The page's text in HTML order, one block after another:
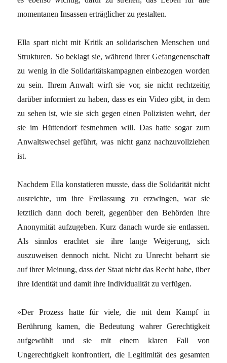
momentanen Insassen erträglicher zu gestalten.
Ella spart nicht mit Kritik an solidarischen Menschen und
Strukturen. So beklagt sie, während ihrer Gefangenenschaft
zu wenig in die Solidaritätskampagnen einbezogen worden
zu sein. Ihrem Anwalt wirft sie vor, sie nicht rechtzeitig
darüber informiert zu haben, dass es ein Video gibt, in dem
zu sehen ist, wie sie sich gegen einen Polizisten wehrt, der
sie im Hüttendorf festnehmen will. Das hatte sogar zum
Anwaltswechsel geführt, was nicht ganz nachzuvollziehen
ist.
Nachdem Ella konstatieren musste, dass die Solidarität nicht
ausreichte, um ihre Freilassung zu erzwingen, war sie
letztlich dann doch bereit, gegenüber den Behörden ihre
Anonymität aufzugeben. Kurz danach wurde sie entlassen.
Als sinnlos erachtet sie ihre lange Weigerung, sich
auszuweisen dennoch nicht. Nicht zu Unrecht beharrt sie
auf ihrer Meinung, dass der Staat nicht das Recht habe, über
ihre Identität und damit ihre Individualität zu verfügen.
»Der Prozess hatte für viele, die mit dem Kampf in
Berührung kamen, die Bedeutung wahrer Gerechtigkeit
aufgewühlt und sie mit einem klaren Fall von
Ungerechtigkeit konfrontiert, die Legitimität des gesamten